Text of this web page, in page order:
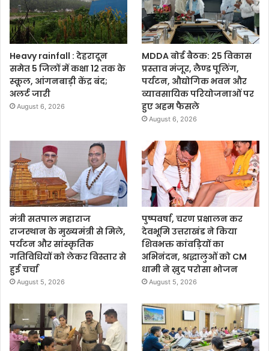
Heavy rainfall : देहरादून
समेत 5 जिलों में कक्षा 12 तक के
स्कूल, आंगनबाड़ी केंद्र बंद;
अलर्ट जारी
August 6, 2026
MDDA बोर्ड बैठक: 25 विकास
प्रस्ताव मंजूर, लैण्ड पूलिंग,
पर्यटन, औद्योगिक भवन और
व्यावसायिक परियोजनाओं पर
हुए अहम फैसले
August 6, 2026
मंत्री सतपाल महाराज
राजस्थान के मुख्यमंत्री से मिले,
पर्यटन और सांस्कृतिक
गतिविधियों को लेकर विस्तार से
हुई चर्चा
August 5, 2026
पुष्पवर्षा, चरण प्रक्षालन कर
देवभूमि उत्तराखंड ने किया
शिवभक्त कांवड़ियों का
अभिनंदन, श्रद्धालुओं को CM
धामी ने ख़ुद परोसा भोजन
August 5, 2026